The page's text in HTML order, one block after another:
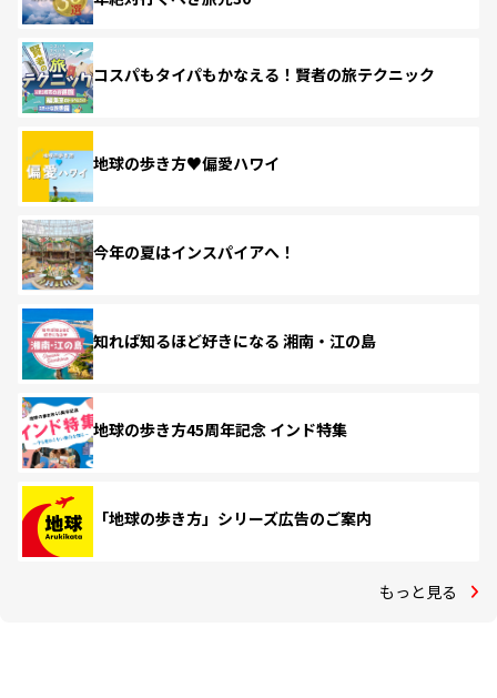
コスパもタイパもかなえる！賢者の旅テクニック
地球の歩き方♥偏愛ハワイ
今年の夏はインスパイアへ！
知れば知るほど好きになる 湘南・江の島
地球の歩き方45周年記念 インド特集
「地球の歩き方」シリーズ広告のご案内
もっと見る